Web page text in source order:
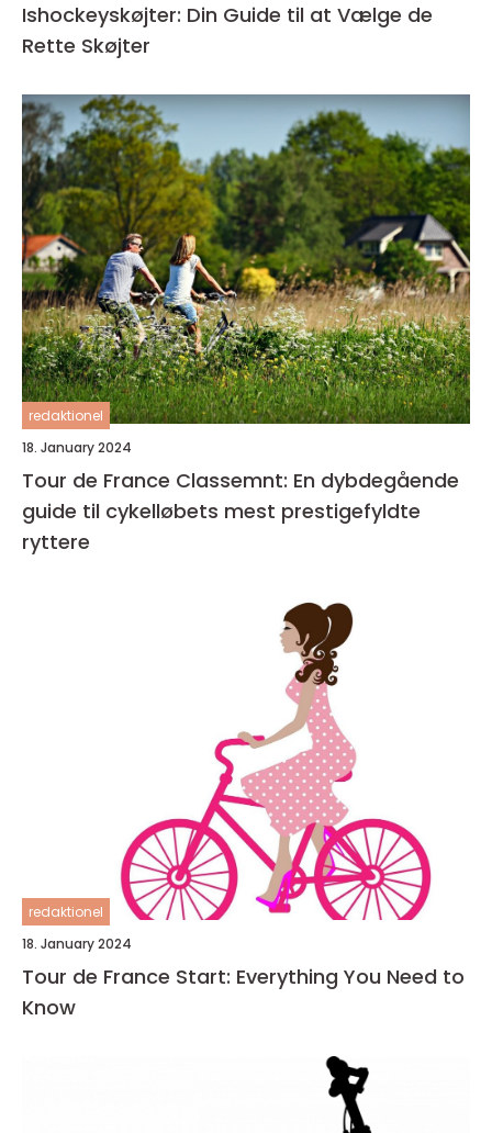
Ishockeyskøjter: Din Guide til at Vælge de
Rette Skøjter
redaktionel
18. January 2024
Tour de France Classemnt: En dybdegående
guide til cykelløbets mest prestigefyldte
ryttere
redaktionel
18. January 2024
Tour de France Start: Everything You Need to
Know